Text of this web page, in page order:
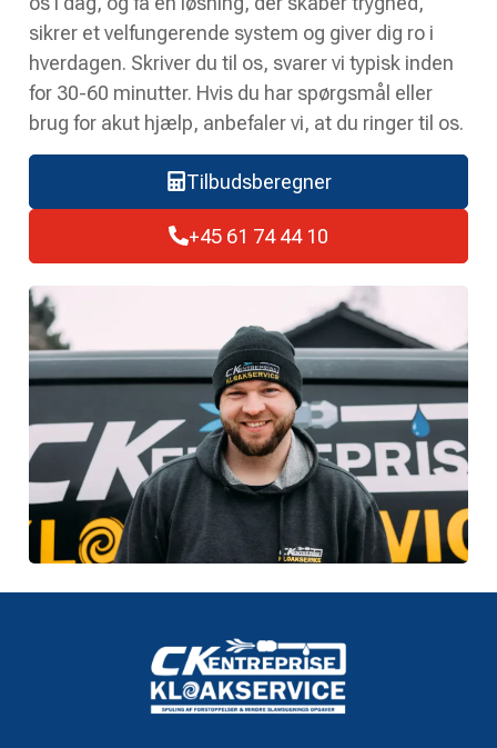
sikrer et velfungerende system og giver dig ro i
hverdagen. Skriver du til os, svarer vi typisk inden
for 30-60 minutter. Hvis du har spørgsmål eller
brug for akut hjælp, anbefaler vi, at du ringer til os.
Tilbudsberegner
+45 61 74 44 10